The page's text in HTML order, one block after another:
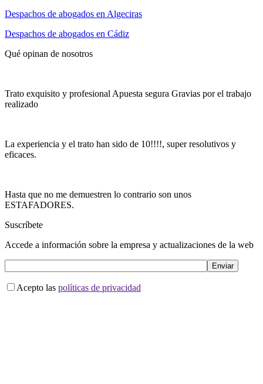
Despachos de abogados en Algeciras
Despachos de abogados en Cádiz
Qué opinan de nosotros
Trato exquisito y profesional Apuesta segura Gravias por el trabajo
realizado
La experiencia y el trato han sido de 10!!!!, super resolutivos y
eficaces.
Hasta que no me demuestren lo contrario son unos
ESTAFADORES.
Suscríbete
Accede a información sobre la empresa y actualizaciones de la web
Acepto las políticas de privacidad